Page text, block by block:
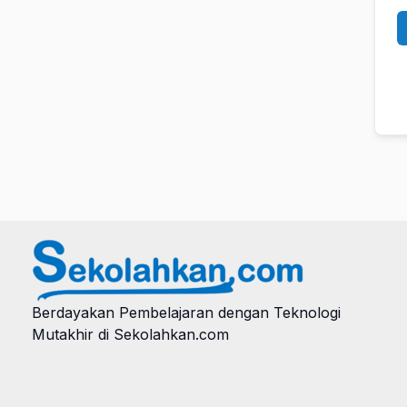
Berdayakan Pembelajaran dengan Teknologi
Mutakhir di Sekolahkan.com